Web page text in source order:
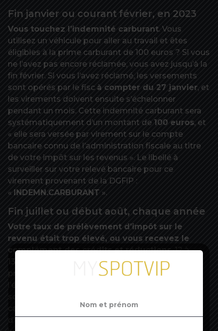
Fin janvier ou courant février, en 2023
Vous touchez l’indemnité carburant. Vous
utilisez un véhicule pour aller au travail et êtes
éligibles à la prime carburant de 100 euros ? Si vous
ne l’avez pas encore réclamée, vous avez jusqu’à la
fin février. Si vous l’avez réclamé, les versements
sont opérés par le fisc à compter du 27 janvier, et
les virements doivent ensuite s’échelonner
pendant un mois. Cette indemnité carburant sera
systématiquement d’un montant de 100 euros, et
« elle sera versée par virement sur le compte
bancaire connu de l’administration fiscale au titre
de votre impôt sur les revenus ». Le libellé à
surveiller sur votre relevé bancaire pour ce
virement provenant de la DGFiP :
« INDEMN.CARBURANT ».
Fin juillet ou début août, chaque année
Votre taux de prélèvement d’impôt sur le
revenu était trop élevé, ou vous recevez le
complément des crédits et réductions. 12 à
13 millions de contribuables ont pris l’habitude de
profiter d’un « coup de pouce » du fisc au cœur de
calendrier annuel le versement du trop-perçu